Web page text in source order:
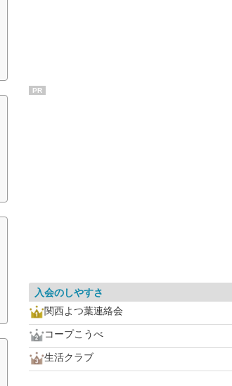
PR
入会のしやすさ
関西よつ葉連絡会
コープこうべ
生活クラブ